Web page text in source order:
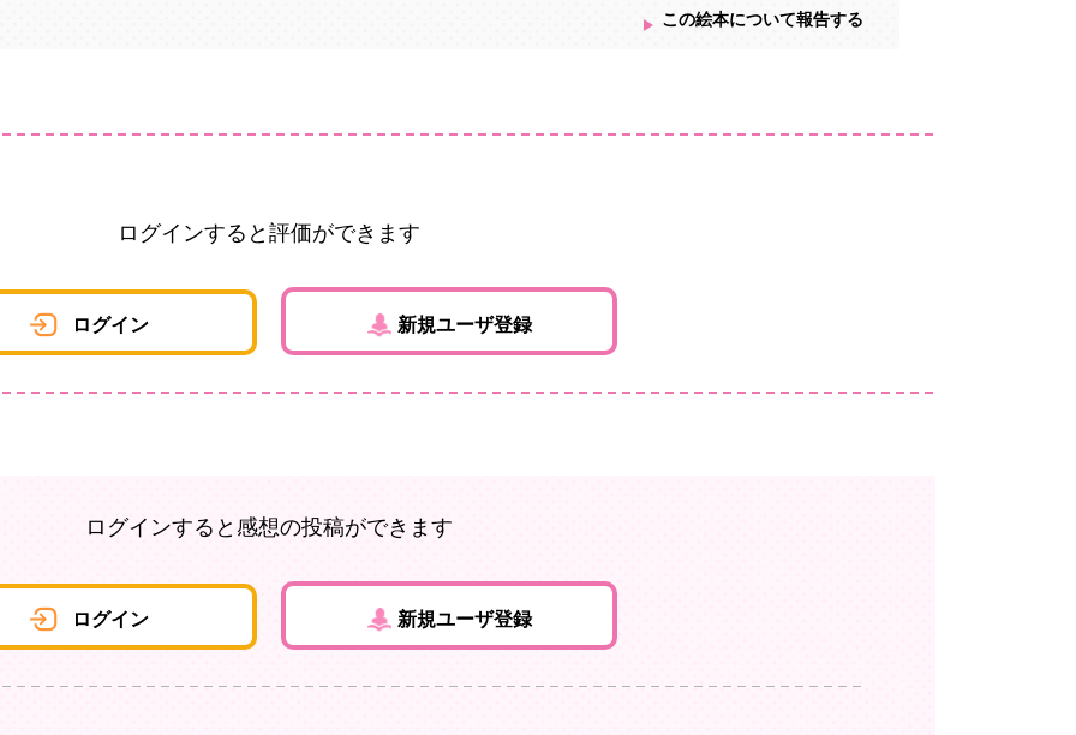
この絵本について報告する
ログインすると評価ができます
ログイン 新規ユーザ登録
ログインすると感想の投稿ができます
ログイン 新規ユーザ登録